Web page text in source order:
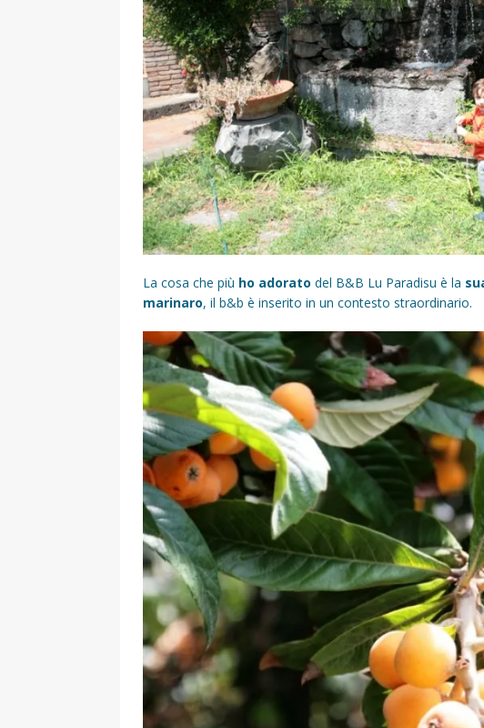
La cosa che più ho adorato del B&B Lu Paradisu è la
marinaro, il b&b è inserito in un contesto straordinario.